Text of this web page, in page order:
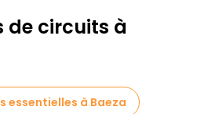
de circuits à
essentielles à Baeza